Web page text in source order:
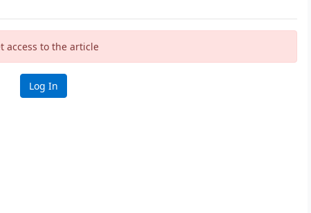
access to the article
Log In